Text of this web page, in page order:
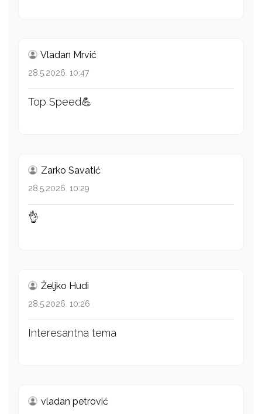
Vladan Mrvić
28.5.2026. 10:47
Top Speed💪
Zarko Savatić
28.5.2026. 10:29
👌
Željko Hudi
28.5.2026. 10:26
Interesantna tema
vladan petrović